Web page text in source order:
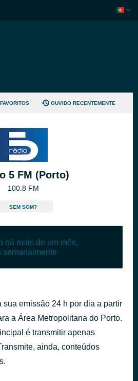
FAVORITOS OUVIDO RECENTEMENTE
5 FM (Porto)
100.8 FM
SEM SOM?
há mais de um mês,
semanalmente
sua emissão 24 h por dia a partir
a Área Metropolitana do Porto.
é transmitir apenas
ainda, conteúdos